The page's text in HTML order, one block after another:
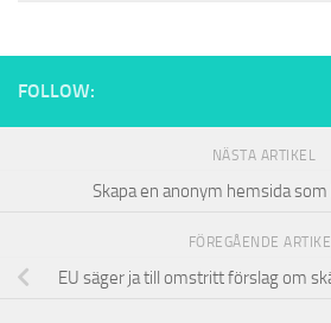
FOLLOW:
NÄSTA ARTIKEL
Skapa en anonym hemsida som
FÖREGÅENDE
EU säger ja till omstritt förslag om